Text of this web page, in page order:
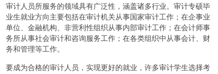
审计人员所服务的领域具有广泛性，涵盖诸多行业。审计专硕毕
业生就业方向主要包括在审计机关从事国家审计工作；在企事业
单位、金融机构、非营利性组织从事内部审计工作；在会计师事
务所从事社会审计和咨询服务工作；在各类组织中从事会计、财
务和管理等工作。
要成为合格的审计人员，实现更好的就业，许多审计学生选择考